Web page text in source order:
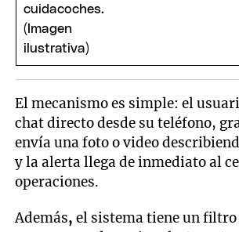
El mecanismo es simple: el
chat directo desde su teléfono,
envía una foto o video
y la alerta llega de inmediato al
operaciones.
Además,el sistema tiene un